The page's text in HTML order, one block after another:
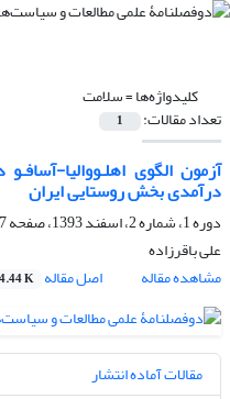
کلیدواژه‌ها =سلامت
تعداد مقالات: 1
آزمون الگوی اهلـووالیا-
درآمدی بخش روستایی ایران
دوره 1، شماره 2، اسفند 1393، صفحه
علی باقرزاده
مشاهده مقاله
اصل مقاله K
مقالات آماده انتشار